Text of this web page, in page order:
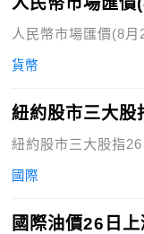
人民幣市場匯價(8月
貨幣
紐約股市三大股
紐約股市三大股指26
國際
國際油價26日上